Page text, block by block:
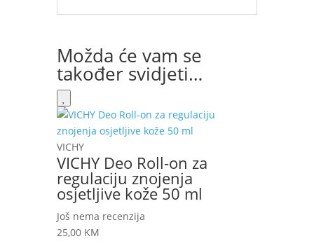
Možda će vam se
također svidjeti…
VICHY
VICHY Deo Roll-on za
regulaciju znojenja
osjetljive kože 50 ml
Još nema recenzija
25,00 KM